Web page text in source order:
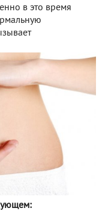
в это время